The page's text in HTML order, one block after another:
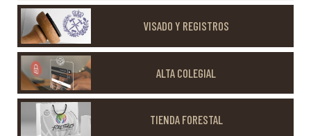
VISADO Y REGISTROS
ALTA COLEGIAL
TIENDA FORESTAL